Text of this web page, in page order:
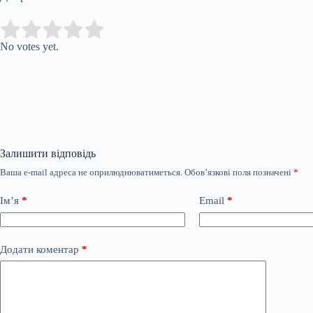
Rate this item:
No votes yet.
Залишити відповідь
Ваша e-mail адреса не оприлюднюватиметься. Обов’язкові поля позначені *
Ім’я * Email *
Додати коментар *